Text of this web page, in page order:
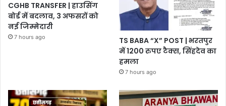
CGHB TRANSFER | हाउसिंग
बोर्ड में बदलाव, 3 अफसरों को
नई जिम्मेदारी
7 hours ago
TS BABA “X” POST | भरतपुर
में 1200 रुपए टैक्स, सिंहदेव का
हमला
7 hours ago